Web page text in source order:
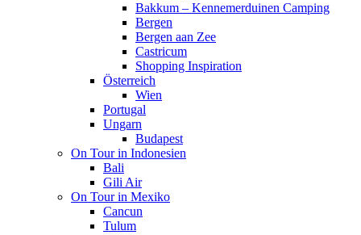
Bakkum – Kennemerduinen Camping
Bergen
Bergen aan Zee
Castricum
Shopping Inspiration
Österreich
Wien
Portugal
Ungarn
Budapest
On Tour in Indonesien
Bali
Gili Air
On Tour in Mexiko
Cancun
Tulum